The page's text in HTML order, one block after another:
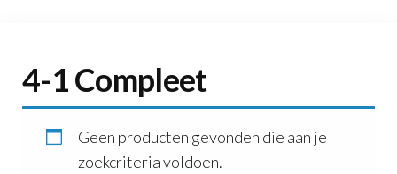
4-1 Compleet
Geen producten gevonden die aan je
zoekcriteria voldoen.